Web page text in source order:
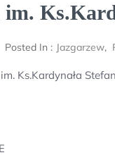
im.
Posted In : Jazgarzew,
Ks.Kardynała